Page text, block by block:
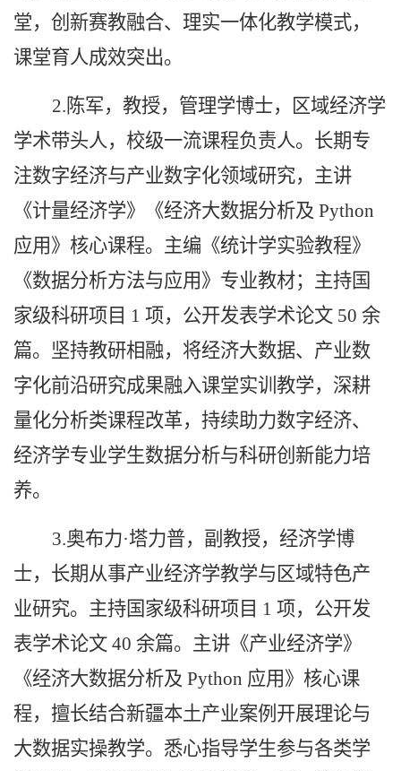
堂，创新赛教融合、理实一体化教学模式，
课堂育人成效突出。
2.陈军，教授，管理学博士，区域经济学
学术带头人，校级一流课程负责人。长期专
注数字经济与产业数字化领域研究，主讲
《计量经济学》《经济大数据分析及 Python
应用》核心课程。主编《统计学实验教程》
《数据分析方法与应用》专业教材；主持国
家级科研项目 1 项，公开发表学术论文 50 余
篇。坚持教研相融，将经济大数据、产业数
字化前沿研究成果融入课堂实训教学，深耕
量化分析类课程改革，持续助力数字经济、
经济学专业学生数据分析与科研创新能力培
养。
3.奥布力·塔力普，副教授，经济学博
士，长期从事产业经济学教学与区域特色产
业研究。主持国家级科研项目 1 项，公开发
表学术论文 40 余篇。主讲《产业经济学》
《经济大数据分析及 Python 应用》核心课
程，擅长结合新疆本土产业案例开展理论与
大数据实操教学。悉心指导学生参与各类学